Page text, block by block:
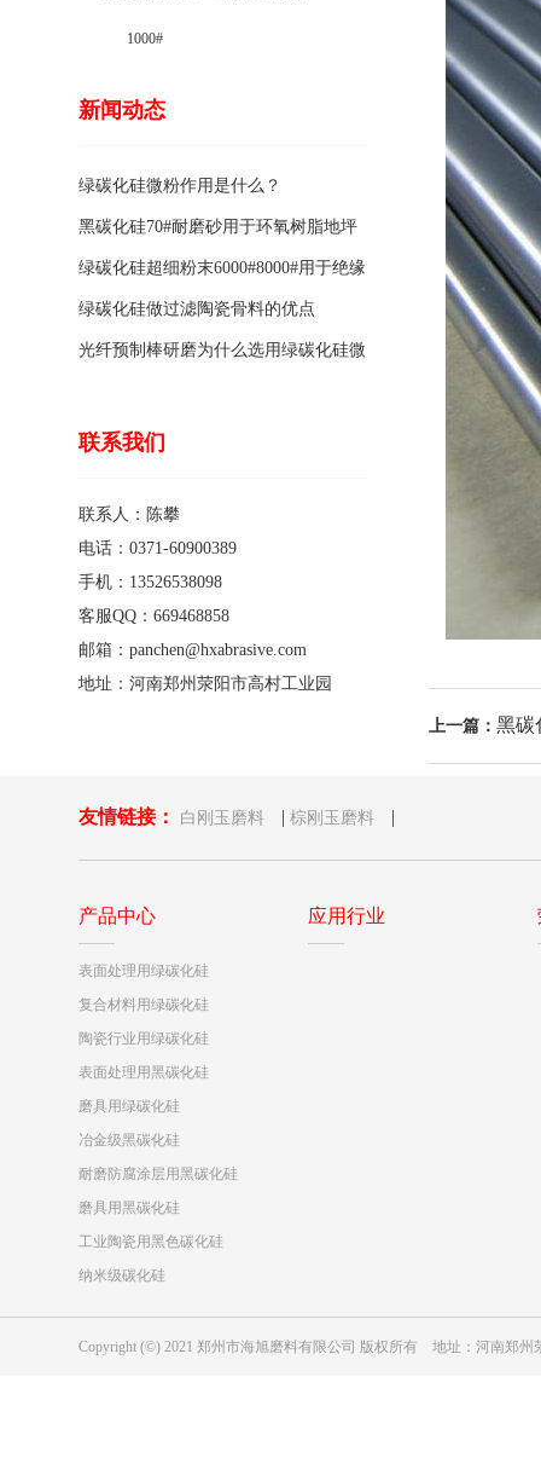
1000#
新闻动态
绿碳化硅微粉作用是什么？
黑碳化硅70#耐磨砂用于环氧树脂地坪
骨料的特点有哪些？
绿碳化硅超细粉末6000#8000#用于绝缘
涂料的优点
绿碳化硅做过滤陶瓷骨料的优点
光纤预制棒研磨为什么选用绿碳化硅微
联系我们
联系人：陈攀
电话：0371-60900389
手机：13526538098
客服QQ：669468858
邮箱：panchen@hxabrasive.com
地址：河南郑州荥阳市高村工业园
上一篇： 黑碳
友情链接： 白刚玉磨料 | 棕刚玉磨料 |
产品中心
表面处理用绿碳化硅
复合材料用绿碳化硅
陶瓷行业用绿碳化硅
表面处理用黑碳化硅
磨具用绿碳化硅
冶金级黑碳化硅
耐磨防腐涂层用黑碳化硅
磨具用黑碳化硅
工业陶瓷用黑色碳化硅
纳米级碳化硅
应用行业
Copyright (©) 2021 郑州市海旭磨料有限公司 版权所有 地址：河南郑